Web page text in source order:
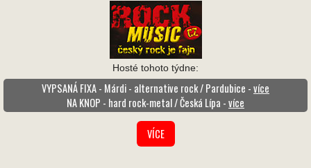
Hosté tohoto týdne:
VYPSANÁ FIXA - Márdi - alternative rock / Pardubice -více
NA KNOP - hard rock-metal / Česká Lípa -více
VÍCE